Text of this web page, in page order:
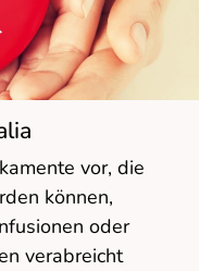
vor, die
können,
oder
verabreicht